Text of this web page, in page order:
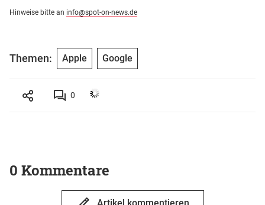
Hinweise bitte an info@spot-on-news.de
Themen: Apple Google
0
0 Kommentare